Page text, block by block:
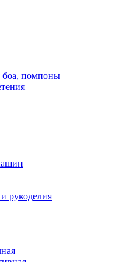
боа, помпоны
рукоделия